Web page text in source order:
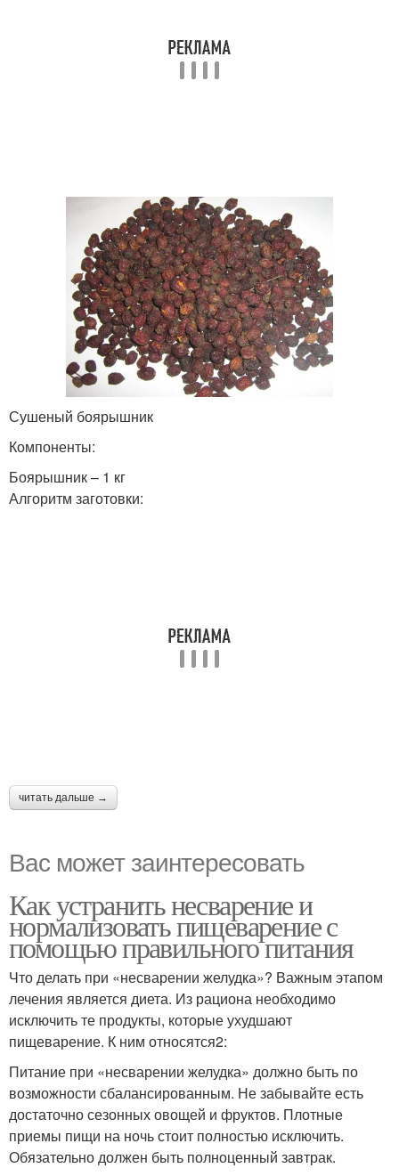
Сушеный боярышник
Компоненты:
Боярышник – 1 кг
Алгоритм заготовки:
читать дальше →
Вас может заинтересовать
Как устранить несварение и
нормализовать пищеварение с
помощью правильного питания
Что делать при «несварении желудка»? Важным этапом
лечения является диета. Из рациона необходимо
исключить те продукты, которые ухудшают
пищеварение. К ним относятся2:
Питание при «несварении желудка» должно быть по
возможности сбалансированным. Не забывайте есть
достаточно сезонных овощей и фруктов. Плотные
приемы пищи на ночь стоит полностью исключить.
Обязательно должен быть полноценный завтрак.